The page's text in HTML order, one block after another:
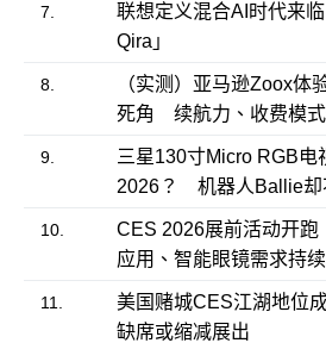
7.
联想定义混合AI时代来
Qira」
8.
（实测）亚马逊Zoox体
死角 续航力、收费模
9.
三星130寸Micro RGB电
2026？ 机器人Ballie却
10.
CES 2026展前活动开
应用、智能眼镜需求持
11.
美国赌城CES江湖地位
缺席或缩减展出